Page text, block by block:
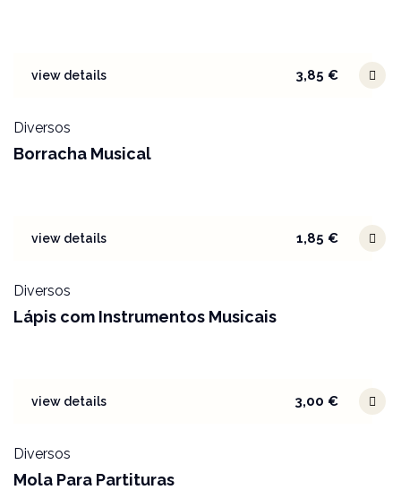
view details 3,85 €
Diversos
Borracha Musical
view details 1,85 €
Diversos
Lápis com Instrumentos Musicais
view details 3,00 €
Diversos
Mola Para Partituras